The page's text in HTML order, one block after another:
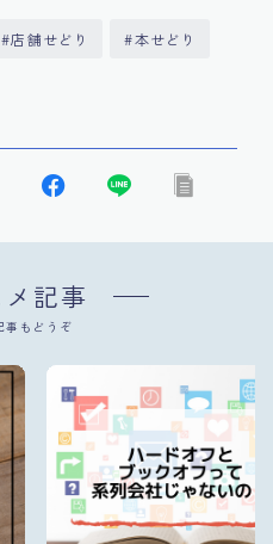
#店舗せどり #本せどり
記事
事もどうぞ